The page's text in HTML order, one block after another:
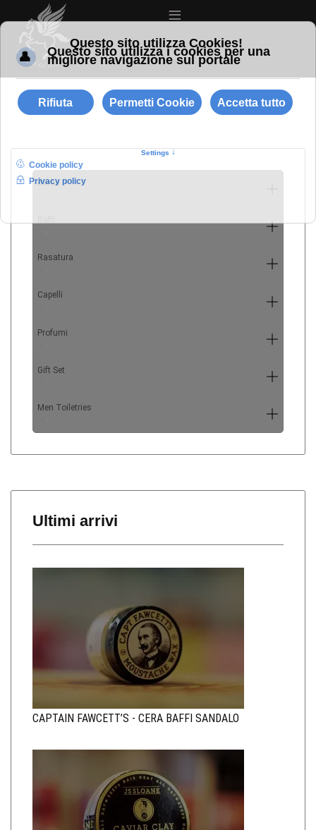
≡
Barba
Rasatura
Capelli
Profumi
Gift Set
Men Toiletries
Ultimi arrivi
CAPTAIN FAWCETT’S - CERA BAFFI SANDALO